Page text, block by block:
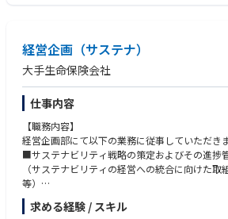
全国各地のコワーキングスペースでの勤務も可
出社頻度は週2～3日程度の方が多いです。
固定的な繁忙期はなく、担当プロジェクトに応
す。
・会社HP IT部門特集
https://sonybank.jp/corporate/recruit/it/
・会社HP 新勘定系システム 稼働開始のお知
https://sonybank.jp/corporate/disclosure/
経営企画（サステナ）
大手生命保険会社
仕事内容
【職務内容】
経営企画部にて以下の業務に従事していただきま
■サステナビリティ戦略の策定およびその進捗
（サステナビリティの経営への統合に向けた
等）
■サステナビリティに関する情報収集やそれらに
■サステナビリティに関する個別案件への対応
求める経験 / スキル